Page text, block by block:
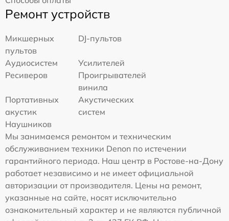
Ремонт устройств
Микшерных
пультов
DJ-пультов
Аудиосистем
Усилителей
Ресиверов
Проигрывателей
винила
Портативных
акустик
Акустических
систем
Наушников
Мы занимаемся ремонтом и техническим
обслуживанием техники Denon по истечении
гарантийного периода. Наш центр в Ростове-на-Дону
работает независимо и не имеет официальной
авторизации от производителя. Цены на ремонт,
указанные на сайте, носят исключительно
ознакомительный характер и не являются публичной